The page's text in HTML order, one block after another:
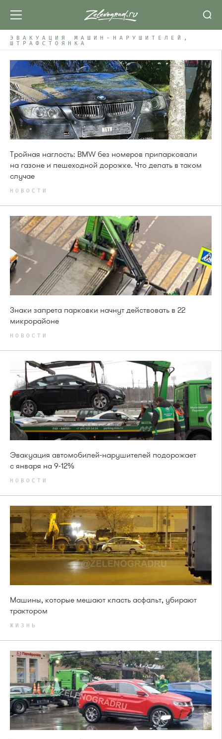
ЭВАКУАЦИЯ МАШИН-НАРУШИТЕЛЕЙ,
ШТРАФСТОЯНКА
Тройная наглость: BMW без номеров припарковали
на газоне и пешеходной дорожке. Что делать в таком
случае
НОВОСТИ
Знаки запрета парковки начнут действовать в 22
микрорайоне
НОВОСТИ
Эвакуация автомобилей-нарушителей подорожает
с января на 9-12%
НОВОСТИ
Машины, которые мешают класть асфальт, убирают
трактором
ЖИЗНЬ